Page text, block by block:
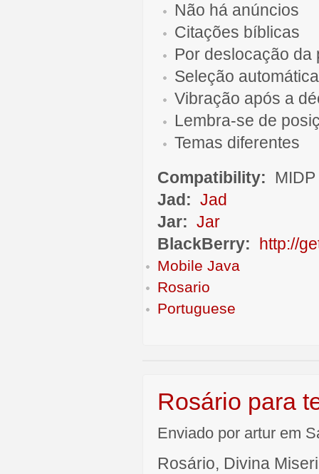
Não há anúncios
Citações bíblicas
Por deslocação da
Seleção
Vibração após a
Lembra-se de
Temas diferentes
Compatibility:
Jad: Jad
Jar: Jar
BlackBerry:
http://
Mobile Java
Rosario
Portuguese
Rosário para
Enviado por artur em
Rosário, Divina